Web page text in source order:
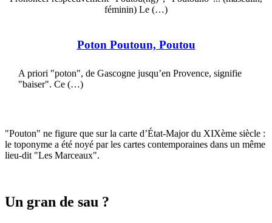
féminin) Le (…)
Poton Poutoun, Poutou
A priori "poton", de Gascogne jusqu’en Provence, signifie
"baiser". Ce (…)
"Pouton" ne figure que sur la carte d’État-Major du XIXème siècle :
le toponyme a été noyé par les cartes contemporaines dans un même
lieu-dit "Les Marceaux".
Un gran de sau ?